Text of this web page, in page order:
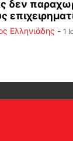
δεν
Ελληνιάδης - 1